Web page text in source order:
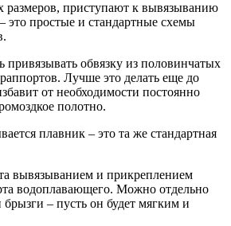
размеров, приступают к вывязыванию
это простые и стандартные схемы
привязывать обвязку из половинчатых
Лучше это делать еще до
от необходимости постоянно
полотно.
плавник – это та же стандартная
вывязыванием и прикреплением
водоплавающего. Можно отдельно
брызги – пусть он будет мягким и